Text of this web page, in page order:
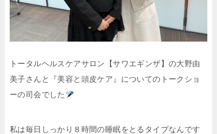
トータルヘルスケアサロン【サワエギンザ】の大野由
美子さんと『美容と頭皮ケア』についてのトークショ
ーの司会でした
私は毎日しっかり８時間の睡眠をとるタイプなんです